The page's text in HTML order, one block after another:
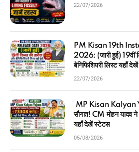
22/07/2026
PM Kisan 19th
2026: (जारी हुई) 19वीं
बेनिफिशियरी लिस्ट यहाँ देखें
22/07/2026
MP Kisan Kalyan
सौगात! CM मोहन यादव
यहाँ देखें स्टेटस
05/08/2026